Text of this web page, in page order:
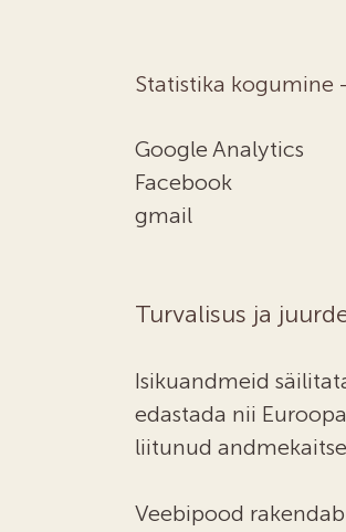
Statistika kogumine
Google Analytics
Facebook
gmail
Turvalisus ja
Isikuandmeid
edastada nii
liitunud
Veebipood